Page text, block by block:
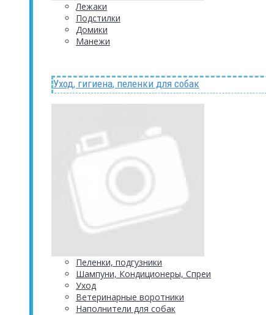
Лежаки
Подстилки
Домики
Манежи
Уход, гигиена, пеленки для собак
Пеленки, подгузники
Шампуни, Кондиционеры, Спреи
Уход
Ветеринарные воротники
Наполнители для собак